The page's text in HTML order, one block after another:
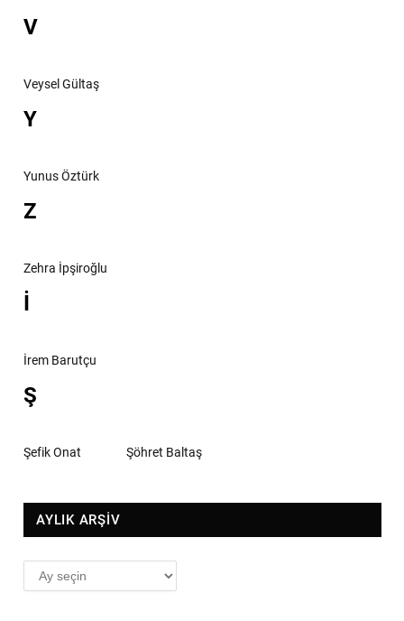
V
Veysel Gültaş
Y
Yunus Öztürk
Z
Zehra İpşiroğlu
İ
İrem Barutçu
Ş
Şefik Onat Şöhret Baltaş
AYLIK ARŞİV
AYLIK
ARŞİV